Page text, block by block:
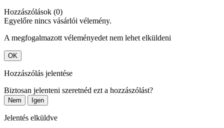
Hozzászólások (0)
Egyelőre nincs vásárlói vélemény.
A megfogalmazott véleményedet nem lehet elküldeni
OK
Hozzászólás jelentése
Biztosan jelenteni szeretnéd ezt a hozzászólást?
Nem Igen
Jelentés elküldve